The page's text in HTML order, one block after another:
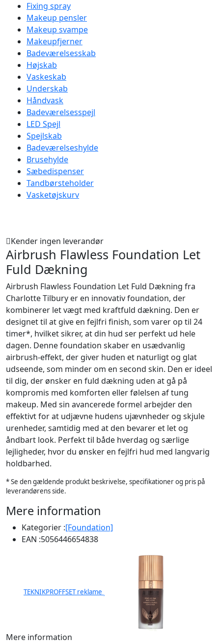
Fixing spray
Makeup pensler
Makeup svampe
Makeupfjerner
Badeværelsesskab
Højskab
Vaskeskab
Underskab
Håndvask
Badeværelsesspejl
LED Spejl
Spejlskab
Badeværelseshylde
Brusehylde
Sæbedispenser
Tandbørsteholder
Vasketøjskurv
Kender ingen leverandør
Airbrush Flawless Foundation Let
Fuld Dækning
Airbrush Flawless Foundation Let Fuld Dækning fra
Charlotte Tilbury er en innovativ foundation, der
kombinerer let vægt med kraftfuld dækning. Den er
designet til at give en fejlfri finish, som varer op til 24
timer*, hvilket sikrer, at din hud ser perfekt ud hele
dagen. Denne foundation skaber en usædvanlig
airbrush-effekt, der giver huden et naturligt og glat
udseende, som minder om en second skin. Den er ideel
til dig, der ønsker en fuld dækning uden at gå på
kompromis med komforten eller følelsen af tung
makeup. Med sin avancerede formel arbejder den
effektivt for at udjævne hudens ujævnheder og skjule
urenheder, samtidig med at den bevarer et let og
åndbart look. Perfekt til både hverdag og særlige
lejligheder, hvor du ønsker en fejlfri hud med langvarig
holdbarhed.
* Se den gældende produkt beskrivelse, specifikationer og pris på
leverandørens side.
Mere information
Kategorier :[Foundation]
EAN :5056446654838
TEKNIKPROFFSET reklame
Mere information